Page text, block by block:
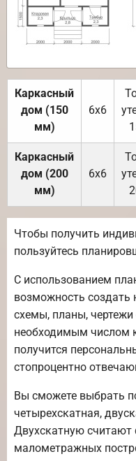
Каркасный
дом (150
мм)
6х6
Каркасный
дом (200
мм)
6х6
Чтобы получить
пользуйтесь
С использованием
возможность создать
схемы, планы,
необходимым числом
получится
стопроцентно
Вы сможете выбрать
четырехскатная,
Двухскатную считают
малометражных